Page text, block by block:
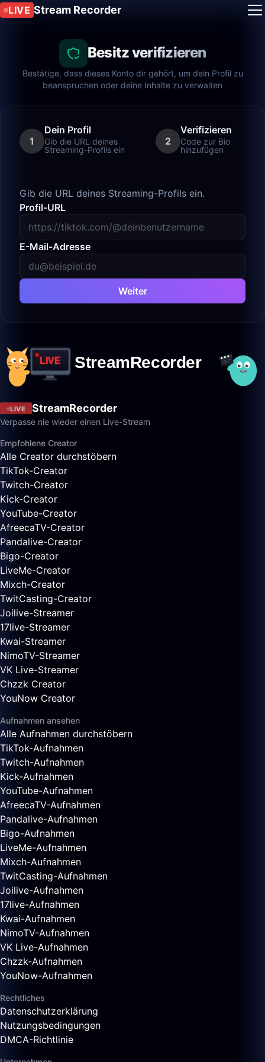
LIVE Stream Recorder
Besitz verifizieren
Bestätige, dass dieses Konto dir gehört, um dein Profil zu
beanspruchen oder deine Inhalte zu verwalten
1
Dein Profil
Gib die URL deines
Streaming-Profils ein
2
Verifizieren
Code zur Bio
hinzufügen
Gib die URL deines Streaming-Profils ein.
Profil-URL
E-Mail-Adresse
Weiter
LIVE StreamRecorder
Verpasse nie wieder einen Live-Stream
Empfohlene Creator
Alle Creator durchstöbern
TikTok-Creator
Twitch-Creator
Kick-Creator
YouTube-Creator
AfreecaTV-Creator
Pandalive-Creator
Bigo-Creator
LiveMe-Creator
Mixch-Creator
TwitCasting-Creator
Joilive-Streamer
17live-Streamer
Kwai-Streamer
NimoTV-Streamer
VK Live-Streamer
Chzzk Creator
YouNow Creator
Aufnahmen ansehen
Alle Aufnahmen durchstöbern
TikTok-Aufnahmen
Twitch-Aufnahmen
Kick-Aufnahmen
YouTube-Aufnahmen
AfreecaTV-Aufnahmen
Pandalive-Aufnahmen
Bigo-Aufnahmen
LiveMe-Aufnahmen
Mixch-Aufnahmen
TwitCasting-Aufnahmen
Joilive-Aufnahmen
17live-Aufnahmen
Kwai-Aufnahmen
NimoTV-Aufnahmen
VK Live-Aufnahmen
Chzzk-Aufnahmen
YouNow-Aufnahmen
Rechtliches
Datenschutzerklärung
Nutzungsbedingungen
DMCA-Richtlinie